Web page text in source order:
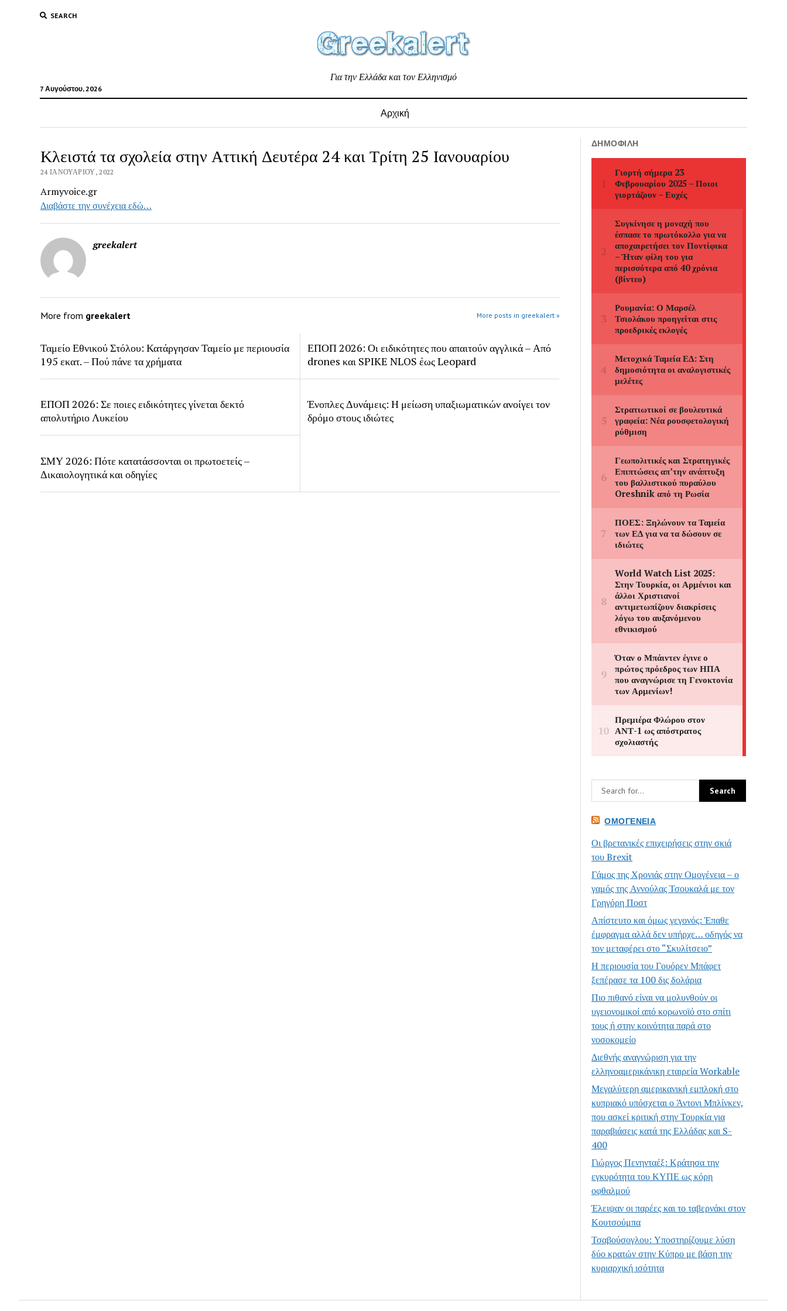
SEARCH
7 Αυγούστου, 2026
Για την Ελλάδα και τον Ελληνισμό
Αρχική
Κλειστά τα σχολεία στην Αττική Δευτέρα 24 και Τρίτη 25 Ιανουαρίου
24 ΙΑΝΟΥΑΡΊΟΥ, 2022
Armyvoice.gr
Διαβάστε την συνέχεια εδώ…
greekalert
More from greekalert More posts in greekalert »
Ταμείο Εθνικού Στόλου: Κατάργησαν Ταμείο με περιουσία
195 εκατ. – Πού πάνε τα χρήματα
ΕΠΟΠ 2026: Οι ειδικότητες που απαιτούν αγγλικά – Από
drones και SPIKE NLOS έως Leopard
ΕΠΟΠ 2026: Σε ποιες ειδικότητες γίνεται δεκτό
απολυτήριο Λυκείου
Ένοπλες Δυνάμεις: Η μείωση υπαξιωματικών ανοίγει τον
δρόμο στους ιδιώτες
ΣΜΥ 2026: Πότε κατατάσσονται οι πρωτοετείς –
Δικαιολογητικά και οδηγίες
ΔΗΜΟΦΙΛΉ
ΟΜΟΓΈΝΕΙΑ
Οι βρετανικές επιχειρήσεις στην σκιά
του Brexit
Γάμος της Χρονιάς στην Ομογένεια – ο
γαμός της Αννούλας Τσουκαλά με τον
Γρηγόρη Ποστ
Απίστευτο και όμως γεγονός: Έπαθε
έμφραγμα αλλά δεν υπήρχε… οδηγός να
τον μεταφέρει στο “Σκυλίτσειο”
Η περιουσία του Γουόρεν Μπάφετ
ξεπέρασε τα 100 δις δολάρια
Πιο πιθανό είναι να μολυνθούν οι
υγειονομικοί από κορωνοϊό στο σπίτι
τους ή στην κοινότητα παρά στο
νοσοκομείο
Διεθνής αναγνώριση για την
ελληνοαμερικάνικη εταιρεία Workable
Μεγαλύτερη αμερικανική εμπλοκή στο
κυπριακό υπόσχεται ο Άντονι Μπλίνκεν,
που ασκεί κριτική στην Τουρκία για
παραβιάσεις κατά της Ελλάδας και S-
400
Γιώργος Πενηνταέξ: Κράτησα την
εγκυρότητα του ΚΥΠΕ ως κόρη
οφθαλμού
Έλειψαν οι παρέες και το ταβερνάκι στον
Κουτσούμπα
Τσαβούσογλου: Υποστηρίζουμε λύση
δύο κρατών στην Κύπρο με βάση την
κυριαρχική ισότητα